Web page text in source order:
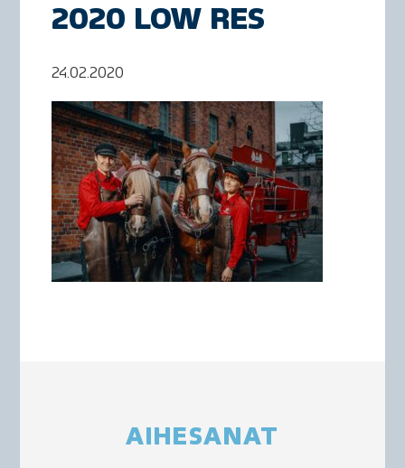
2020 LOW RES
24.02.2020
AIHESANAT